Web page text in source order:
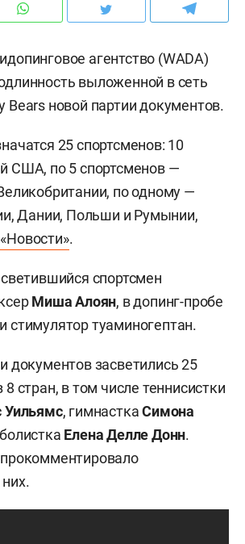
агентство (WADA)
выложенной в сеть
Bears новой партии документов.
25 спортсменов: 10
США, по 5 спортсменов —
по одному —
Дании, Польши и Румынии,
.
спортсмен
Миша Алоян, в допинг-пробе
стимулятор туаминогептан.
документов засветились 25
8 стран, в том числе теннисистки
Уильямс, гимнасткаСимона
Елена Делле Донн.